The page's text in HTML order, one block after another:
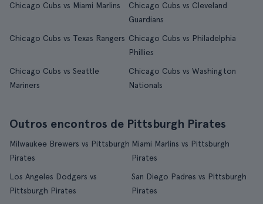
Chicago Cubs vs Miami Marlins
Chicago Cubs vs Cleveland
Guardians
Chicago Cubs vs Texas Rangers Chicago Cubs vs Philadelphia
Phillies
Chicago Cubs vs Seattle
Mariners
Chicago Cubs vs Washington
Nationals
Outros encontros de Pittsburgh Pirates
Milwaukee Brewers vs Pittsburgh
Pirates
Miami Marlins vs Pittsburgh
Pirates
Los Angeles Dodgers vs
Pittsburgh Pirates
San Diego Padres vs Pittsburgh
Pirates